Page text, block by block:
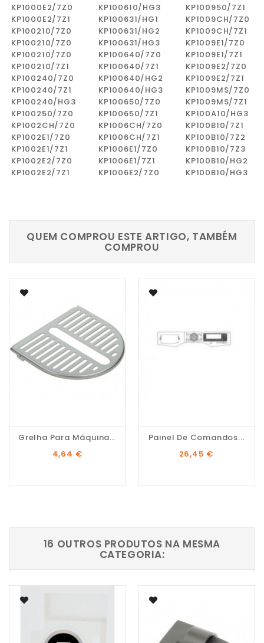
KP1000E2/7Z0
KP100610/HG3
KP100950/7Z1
KP1000E2/7Z1
KP100631/HG1
KP1009CH/7Z0
KP100210/7Z0
KP100631/HG2
KP1009CH/7Z1
KP100210/7Z0
KP100631/HG3
KP1009E1/7Z0
KP100210/7Z0
KP100640/7Z0
KP1009E1/7Z1
KP100210/7Z1
KP100640/7Z1
KP1009E2/7Z0
KP100240/7Z0
KP100640/HG2
KP1009E2/7Z1
KP100240/7Z1
KP100640/HG3
KP1009MS/7Z0
KP100240/HG3
KP100650/7Z0
KP1009MS/7Z1
KP100250/7Z0
KP100650/7Z1
KP100A10/HG3
KP1002CH/7Z0
KP1006CH/7Z0
KP100B10/7Z1
KP1002E1/7Z0
KP1006CH/7Z1
KP100B10/7Z2
KP1002E1/7Z1
KP1006E1/7Z0
KP100B10/7Z3
KP1002E2/7Z0
KP1006E1/7Z1
KP100B10/HG2
KP1002E2/7Z1
KP1006E2/7Z0 KP100B10/HG3
QUEM COMPROU ESTE ARTIGO, TAMBÉM
COMPROU
Grelha Para Máquina De...
Preço
4,64 €
Painel De Comandos...
Preço
26,45 €
16 OUTROS PRODUTOS NA MESMA
CATEGORIA: